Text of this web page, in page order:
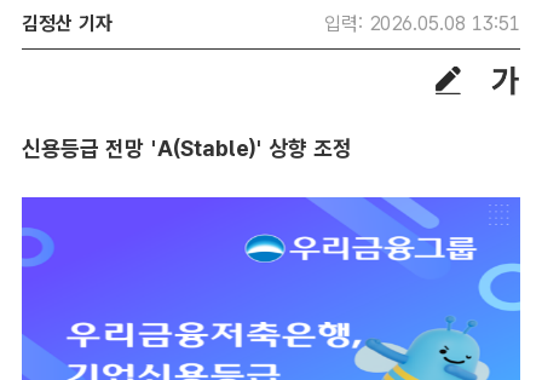
김정산 기자 입력: 2026.05.08 13:51
신용등급 전망 'A(Stable)' 상향 조정